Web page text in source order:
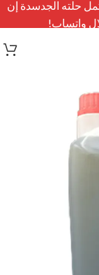
حلته الجدسدة إن
واتساب!